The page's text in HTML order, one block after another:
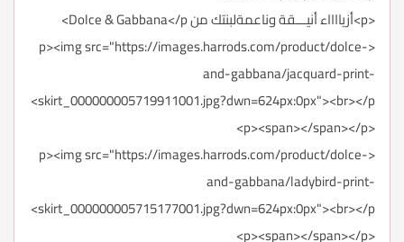
<p>أزيااااء أنيـــقة وناعمةلبنتك من Dolce & Gabbana</p>
<p><img src="https://images.harrods.com/product/dolce-
and-gabbana/jacquard-print-
skirt_000000005719911001.jpg?dwn=624px:0px"><br></p>
<p><span></span></p>
<p><img src="https://images.harrods.com/product/dolce-
and-gabbana/ladybird-print-
skirt_000000005715177001.jpg?dwn=624px:0px"><br></p>
<p><span></span></p>